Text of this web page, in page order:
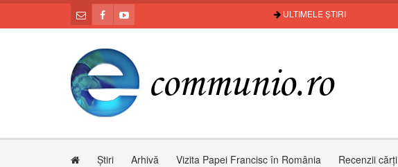
ULTIMELE ȘTIRI
Știri Arhivă Vizita Papei Francisc în România Recenzii cărți